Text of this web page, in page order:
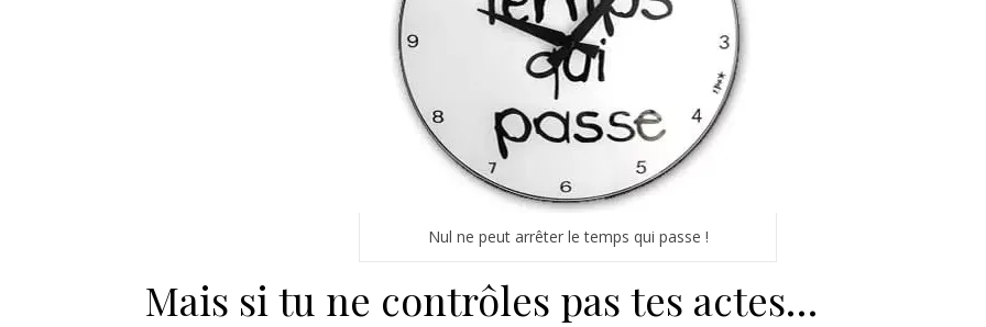
Nul ne peut arrêter le temps qui passe !
Mais si tu ne contrôles pas tes actes…